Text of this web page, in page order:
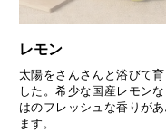
レモン
太陽をさんさんと浴びて育
した。希少な国産レモン
はのフレッシュな香りが
ます。